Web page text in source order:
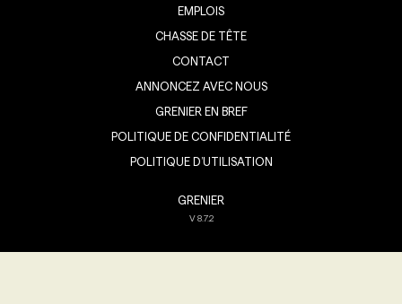
EMPLOIS
CHASSE DE TÊTE
CONTACT
ANNONCEZ AVEC NOUS
GRENIER EN BREF
POLITIQUE DE CONFIDENTIALITÉ
POLITIQUE D’UTILISATION
GRENIER
V8.7.2